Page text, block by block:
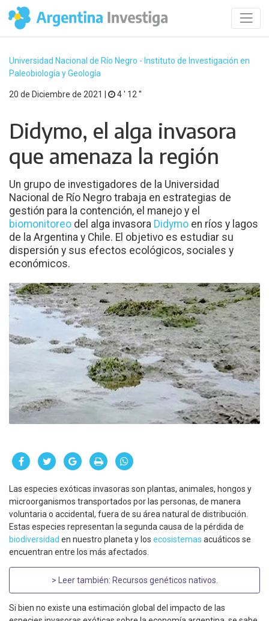
Universidad Nacional de Río Negro - Instituto de Investigación en
Paleobiología y Geología
20 de Diciembre de 2021 | 4 ′ 12 ′′
Didymo, el alga invasora
que amenaza la región
Un grupo de investigadores de la Universidad
Nacional de Río Negro trabaja en estrategias de
gestión para la contención, el manejo y el
biomonitoreo del alga invasora Didymo en ríos y lagos
de la Argentina y Chile. El objetivo es estudiar su
dispersión y sus efectos ecológicos, sociales y
económicos.
Las especies exóticas invasoras son plantas, animales, hongos y
microorganismos transportados por las personas, de manera
voluntaria o accidental, fuera de su área natural de distribución.
Estas especies representan la segunda causa de la pérdida de
biodiversidad en nuestro planeta y los ecosistemas acuáticos se
encuentran entre los más afectados.
> Leer también: Recursos genéticos nativos
Si bien no existe una estimación global del impacto de las